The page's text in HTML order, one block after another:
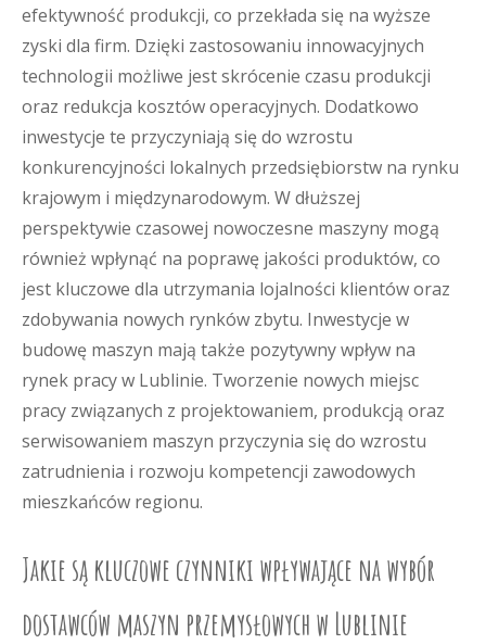
efektywność produkcji, co przekłada się na wyższe
zyski dla firm. Dzięki zastosowaniu innowacyjnych
technologii możliwe jest skrócenie czasu produkcji
oraz redukcja kosztów operacyjnych. Dodatkowo
inwestycje te przyczyniają się do wzrostu
konkurencyjności lokalnych przedsiębiorstw na rynku
krajowym i międzynarodowym. W dłuższej
perspektywie czasowej nowoczesne maszyny mogą
również wpłynąć na poprawę jakości produktów, co
jest kluczowe dla utrzymania lojalności klientów oraz
zdobywania nowych rynków zbytu. Inwestycje w
budowę maszyn mają także pozytywny wpływ na
rynek pracy w Lublinie. Tworzenie nowych miejsc
pracy związanych z projektowaniem, produkcją oraz
serwisowaniem maszyn przyczynia się do wzrostu
zatrudnienia i rozwoju kompetencji zawodowych
mieszkańców regionu.
Jakie są kluczowe czynniki wpływające na wybór
dostawców maszyn przemysłowych w Lublinie